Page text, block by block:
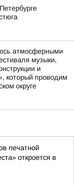
атмосферными
музыки,
и
который проводим
округе
печатной
откроется в